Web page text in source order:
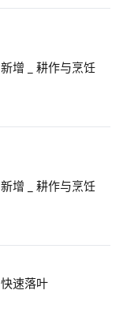
新增 _ 耕作与烹饪
新增 _ 耕作与烹饪
快速落叶